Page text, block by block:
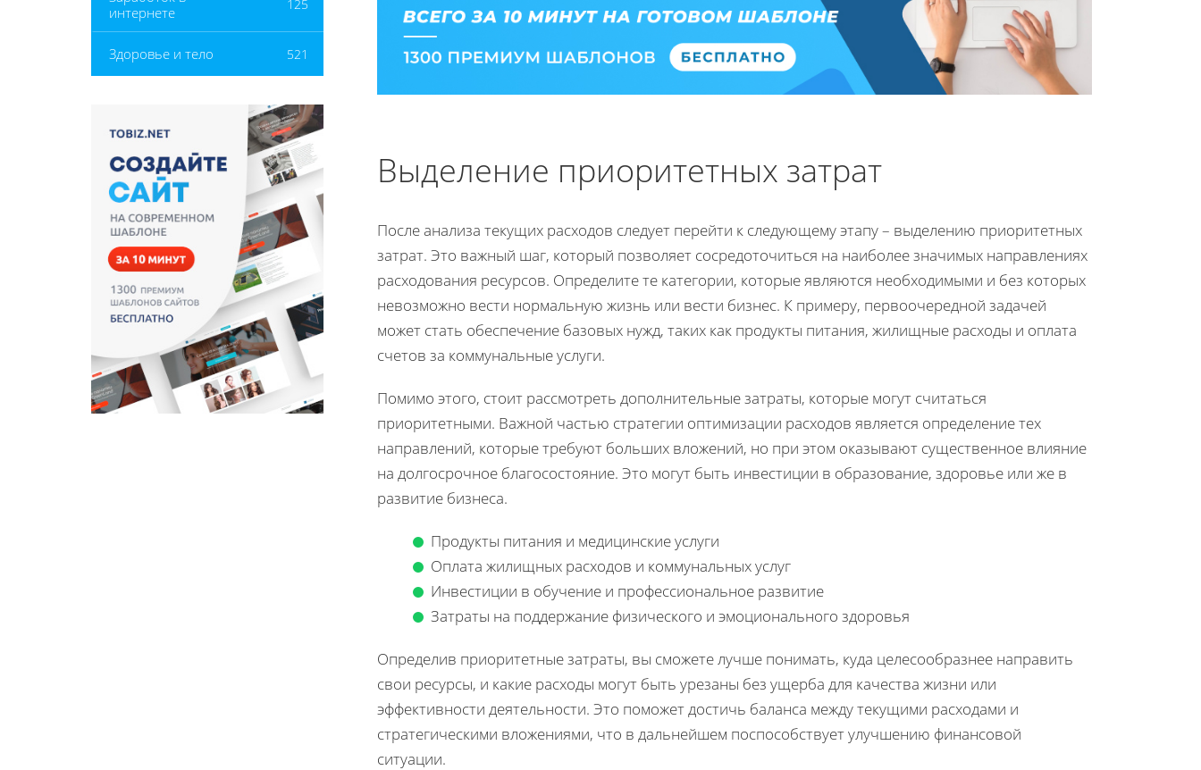
интернете
125
Здоровье и тело 521
Выделение приоритетных затрат
После анализа текущих расходов следует перейти к следующему этапу – выделению приоритетных
затрат. Это важный шаг, который позволяет сосредоточиться на наиболее значимых направлениях
расходования ресурсов. Определите те категории, которые являются необходимыми и без которых
невозможно вести нормальную жизнь или вести бизнес. К примеру, первоочередной задачей
может стать обеспечение базовых нужд, таких как продукты питания, жилищные расходы и оплата
счетов за коммунальные услуги.
Помимо этого, стоит рассмотреть дополнительные затраты, которые могут считаться
приоритетными. Важной частью стратегии оптимизации расходов является определение тех
направлений, которые требуют больших вложений, но при этом оказывают существенное влияние
на долгосрочное благосостояние. Это могут быть инвестиции в образование, здоровье или же в
развитие бизнеса.
Продукты питания и медицинские услуги
Оплата жилищных расходов и коммунальных услуг
Инвестиции в обучение и профессиональное развитие
Затраты на поддержание физического и эмоционального здоровья
Определив приоритетные затраты, вы сможете лучше понимать, куда целесообразнее направить
свои ресурсы, и какие расходы могут быть урезаны без ущерба для качества жизни или
эффективности деятельности. Это поможет достичь баланса между текущими расходами и
стратегическими вложениями, что в дальнейшем поспособствует улучшению финансовой
ситуации.